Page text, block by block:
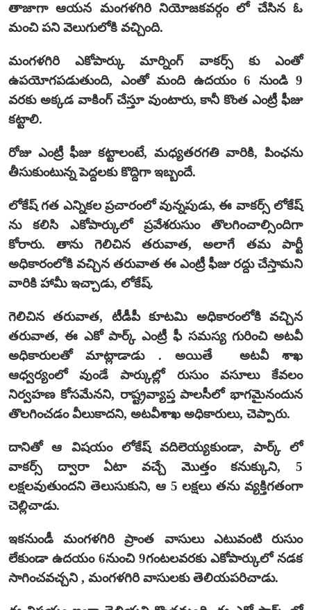
తాజాగా ఆయన మంగళగిరి నియోజకవర్గం లో చేసిన ఓ
మంచి పని వెలుగులోకి వచ్చింది.
మంగళగిరి ఎకోపార్కు మార్నింగ్ వాకర్స్ కు ఎంతో
ఉపయోగపడుతుంది, ఎంతో మంది ఉదయం 6 నుండి 9
వరకు అక్కడ వాకింగ్ చేస్తూ వుంటారు, కానీ కొంత ఎంట్రీ ఫీజు
కట్టాలి.
రోజు ఎంట్రీ ఫీజు కట్టాలంటే, మధ్యతరగతి వారికి, పింఛను
తీసుకుంటున్న పెద్దలకు కొద్దిగా ఇబ్బందే.
లోకేష్ గత ఎన్నికల ప్రచారంలో వున్నపుడు, ఈ వాకర్స్ లోకేష్
ను కలిసి ఎకోపార్కులో ప్రవేశరుసుం తొలగించాల్సిందిగా
కోరారు. తాను గెలిచిన తరువాత, అలాగే తమ పార్టీ
అధికారంలోకి వచ్చిన తరువాత ఈ ఎంట్రీ ఫీజు రద్దు చేస్తామని
వారికి హామీ ఇచ్చాడు, లోకేష్.
గెలిచిన తరువాత, టీడీపీ కూటమి అధికారంలోకి వచ్చిన
తరువాత, ఈ ఎకో పార్క్ ఎంట్రీ ఫీ సమస్య గురించి అటవీ
అధికారులతో మాట్లాడాడు . అయితే అటవీ శాఖ
ఆధ్వర్యంలో వుండే పార్కుల్లో రుసుం వసూలు కేవలం
నిర్వహణ కోసమేనని, రాష్ట్రవ్యాప్త పాలసీలో భాగమైనందున
తొలగించడం వీలుకాదని, అటవీశాఖ అధికారులు, చెప్పారు.
దానితో ఆ విషయం లోకేష్ వదిలెయ్యకుండా, పార్క్ లో
వాకర్స్ ద్వారా ఏటా వచ్చే మొత్తం కనుక్కుని, 5
లక్షలవుతుందని తెలుసుకుని, ఆ 5 లక్షలు తను వ్యక్తిగతంగా
చెల్లిచాడు.
ఇకనుండీ మంగళగిరి ప్రాంత వాసులు ఎటువంటి రుసుం
లేకుండా ఉదయం 6నుంచి 9గంటలవరకు ఎకోపార్కులో నడక
సాగించవచ్చని , మంగళగిరి వాసులకు తెలియపరిచాడు.